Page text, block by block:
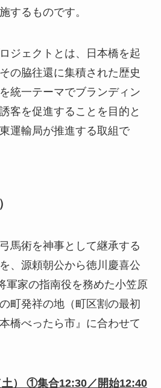
するものです。
ジェクトとは、日本橋を起
の脇往還に集積された歴史
統一テーマでブランディン
客を促進することを目的と
運輸局が推進する取組で
馬術を神事として継承する
、源頼朝公から徳川慶喜公
軍家の指南役を務めた小笠原
町発祥の地（町区割の最初
橋べったら市』に合わせて
土） ①集合12:30／開始12:40